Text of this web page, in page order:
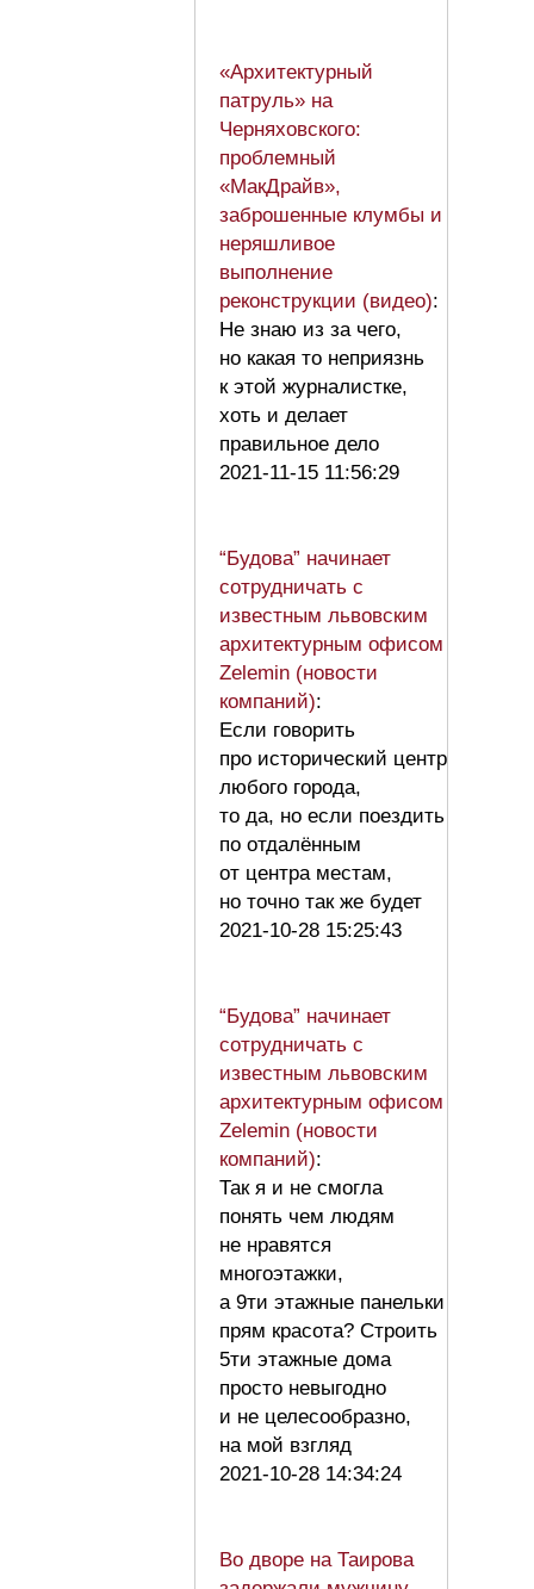
«Архитектурный
патруль» на
Черняховского:
проблемный
«МакДрайв»,
заброшенные клумбы и
неряшливое
выполнение
реконструкции (видео):
Не знаю из за чего,
но какая то неприязнь
к этой журналистке,
хоть и делает
правильное дело
2021-11-15 11:56:29
“Будова” начинает
сотрудничать с
известным львовским
архитектурным офисом
Zelemin (новости
компаний):
Если говорить
про исторический центр
любого города,
то да, но если поездить
по отдалённым
от центра местам,
но точно так же будет
2021-10-28 15:25:43
“Будова” начинает
сотрудничать с
известным львовским
архитектурным офисом
Zelemin (новости
компаний):
Так я и не смогла
понять чем людям
не нравятся
многоэтажки,
а 9ти этажные панельки
прям красота? Строить
5ти этажные дома
просто невыгодно
и не целесообразно,
на мой взгляд
2021-10-28 14:34:24
Во дворе на Таирова